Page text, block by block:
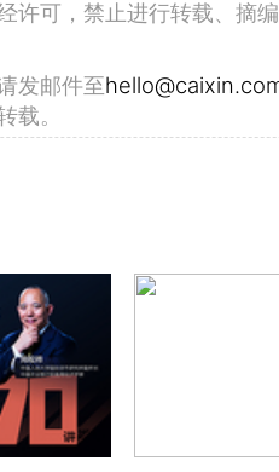
许可，禁止进行转载、摘
发邮件至
载。